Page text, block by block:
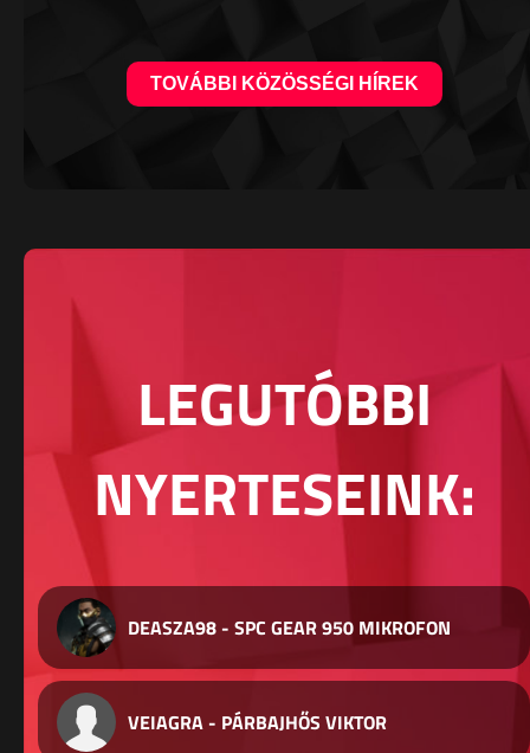
TOVÁBBI KÖZÖSSÉGI HÍREK
LEGUTÓBBI
NYERTESEINK:
DEASZA98 - SPC GEAR 950 MIKROFON
VEIAGRA - PÁRBAJHŐS VIKTOR